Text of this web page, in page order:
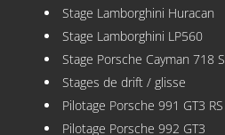
Stage Lamborghini Huracan
Stage Lamborghini LP560
Stage Porsche Cayman 718 S
Stages de drift / glisse
Pilotage Porsche 991 GT3 RS
Pilotage Porsche 992 GT3